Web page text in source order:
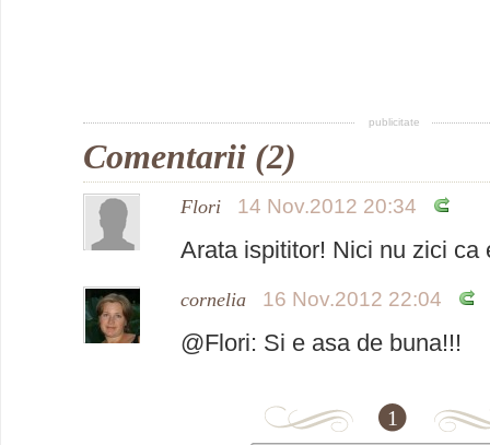
publicitate
Comentarii (2)
Flori 14 Nov.2012 20:34
Arata ispititor! Nici nu zici ca
cornelia 16 Nov.2012 22:04
@Flori: Si e asa de buna!!!
1